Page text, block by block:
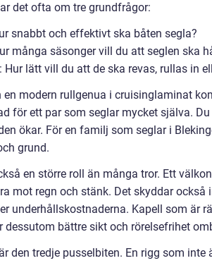
det ofta om tre grundfrågor:
snabbt och effektivt ska båten segla?
många säsonger vill du att seglen ska
Hur lätt vill du att de ska revas, rullas in
en modern rullgenua i cruisinglaminat
för ett par som seglar mycket själva.
ökar. För en familj som seglar i
grund.
en större roll än många tror. Ett
mot regn och stänk. Det skyddar
underhållskostnaderna. Kapell som är
dessutom bättre sikt och rörelsefrihet
den tredje pusselbiten. En rigg som